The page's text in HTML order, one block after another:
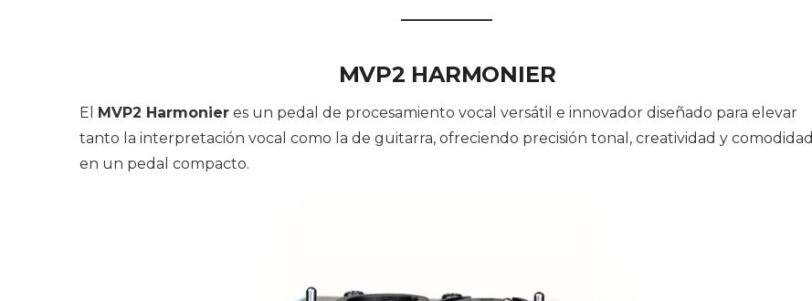
MVP2 HARMONIER
El MVP2 Harmonier es un pedal de procesamiento vocal versátil e innovador diseñado para elevar
tanto la interpretación vocal como la de guitarra, ofreciendo precisión tonal, creatividad y comodidad
en un pedal compacto.